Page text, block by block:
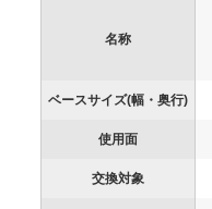
名称
ベースサイズ(幅・奥行)
使用面
交換対象